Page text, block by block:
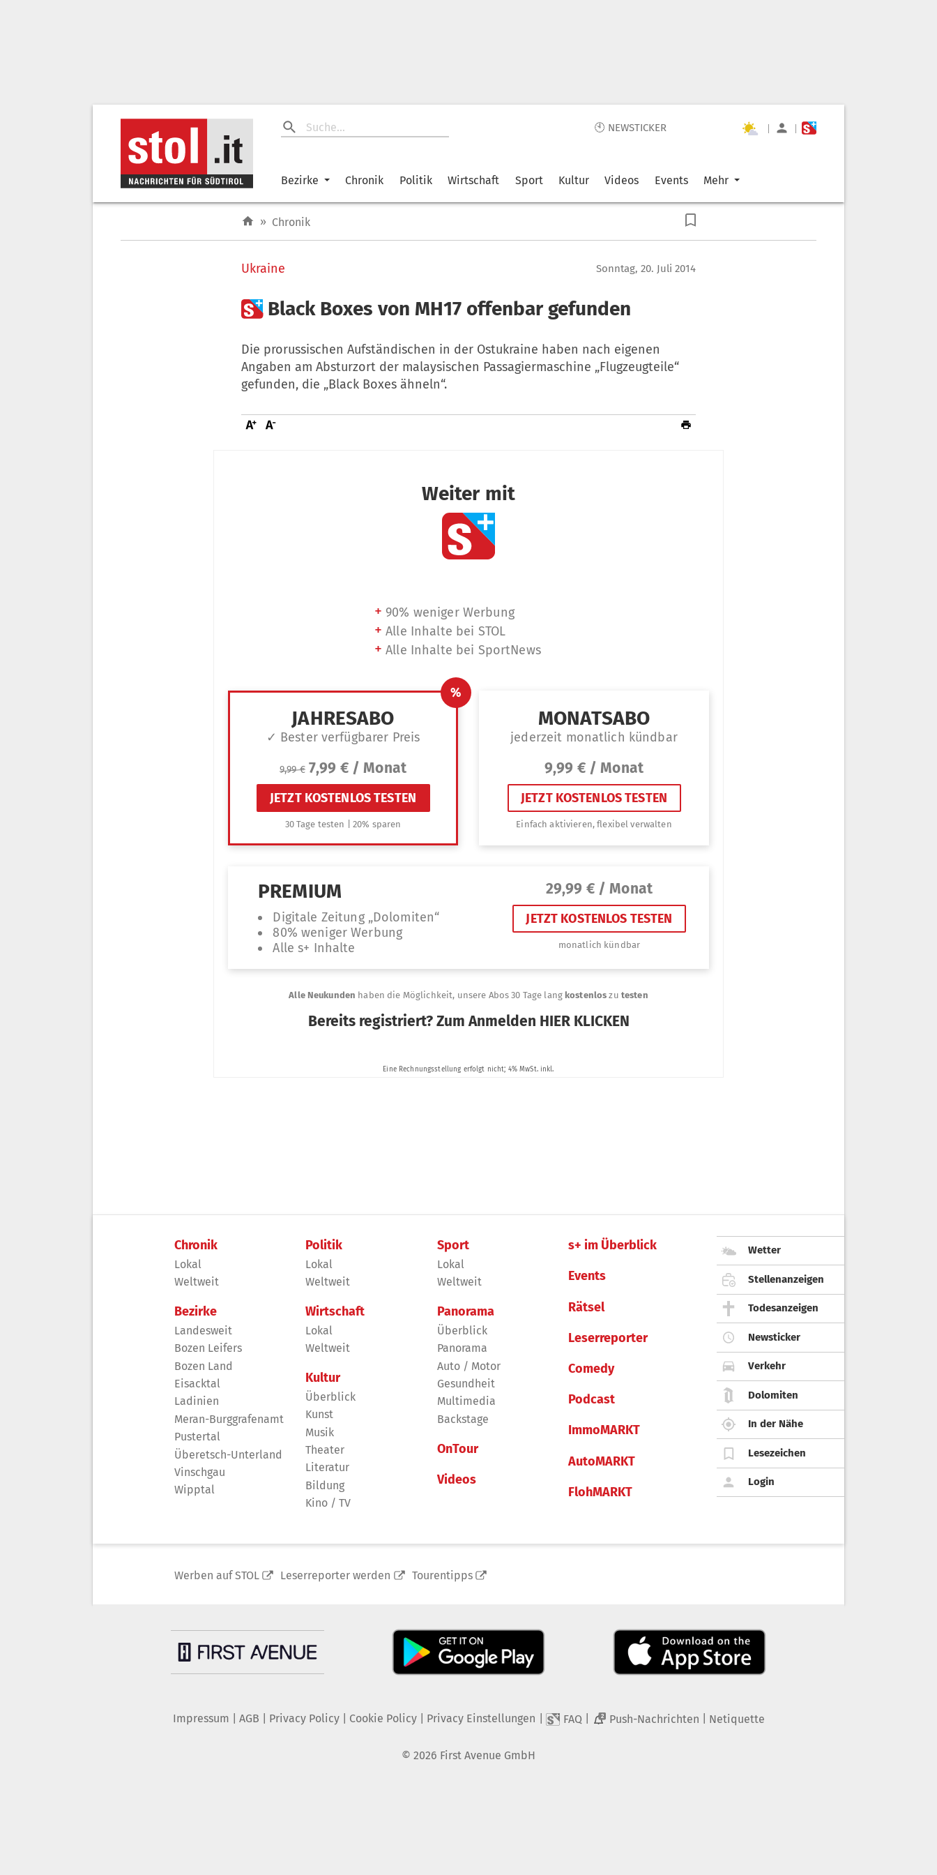
🕙 NEWSTICKER | |
Bezirke Chronik Politik Wirtschaft Sport Kultur Videos Events Mehr
» Chronik
Ukraine Sonntag, 20. Juli 2014
 Black Boxes von MH17 offenbar gefunden
Die prorussischen Aufständischen in der Ostukraine haben nach eigenen
Angaben am Absturzort der malaysischen Passagiermaschine „Flugzeugteile“
gefunden, die „Black Boxes ähneln“.
Chronik
Lokal
Weltweit
Bezirke
Landesweit
Bozen Leifers
Bozen Land
Eisacktal
Ladinien
Meran-Burggrafenamt
Pustertal
Überetsch-Unterland
Vinschgau
Wipptal
Politik
Lokal
Weltweit
Wirtschaft
Lokal
Weltweit
Kultur
Überblick
Kunst
Musik
Theater
Literatur
Bildung
Kino / TV
Sport
Lokal
Weltweit
Panorama
Überblick
Panorama
Auto / Motor
Gesundheit
Multimedia
Backstage
OnTour
Videos
s+ im Überblick
Events
Rätsel
Leserreporter
Comedy
Podcast
ImmoMARKT
AutoMARKT
FlohMARKT
Wetter
Stellenanzeigen
Todesanzeigen
Newsticker
Verkehr
Dolomiten
In der Nähe
Lesezeichen
Login
Werben auf STOL Leserreporter werden Tourentipps
Impressum AGB Privacy Policy| Cookie Policy| Privacy Einstellungen FAQ 2 Push-Nachrichten Netiquette
© 2026 First Avenue GmbH